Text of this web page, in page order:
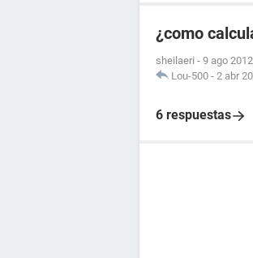
¿como
sheilaeri - 9 ago
Lou-500 - 2 abr
6 respuestas